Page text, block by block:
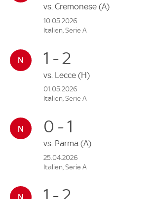
vs. Cremonese (A)
10.05.2026
Italien, Serie A
1 - 2
vs. Lecce (H)
01.05.2026
Italien, Serie A
0 - 1
vs. Parma (A)
25.04.2026
Italien, Serie A
1 - 2